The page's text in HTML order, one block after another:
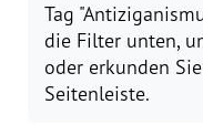
Aktuelles
Über uns
Tag
die Filter unten,
oder erkunden
Seitenleiste.